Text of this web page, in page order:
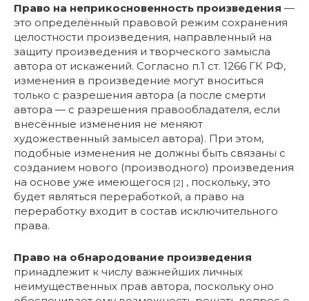
Право на неприкосновенность произведения —
это определённый правовой режим сохранения
целостности произведения, направленный на
защиту произведения и творческого замысла
автора от искажений. Согласно п.1 ст. 1266 ГК РФ,
изменения в произведение могут вноситься
только с разрешения автора (а после смерти
автора — с разрешения правообладателя, если
внесённые изменения не меняют
художественный замысел автора). При этом,
подобные изменения не должны быть связаны с
созданием нового (производного) произведения
на основе уже имеющегося [2] , поскольку, это
будет являться переработкой, а право на
переработку входит в состав исключительного
права.
Право на обнародование произведения
принадлежит к числу важнейших личных
неимущественных прав автора, поскольку оно